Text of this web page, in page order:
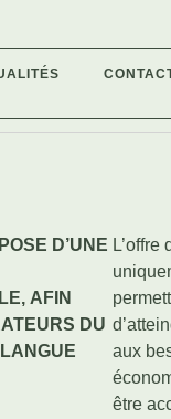
D’UNE
AFIN
DU
aux
être